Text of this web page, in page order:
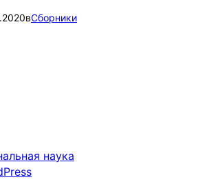
вСборники
наука